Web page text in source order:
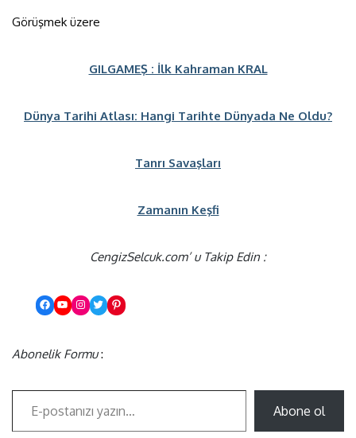
Görüşmek üzere
GILGAMEŞ : İlk Kahraman KRAL
Dünya Tarihi Atlası: Hangi Tarihte Dünyada Ne Oldu?
Tanrı Savaşları
Zamanın Keşfi
CengizSelcuk.com’ u Takip Edin :
Abonelik Formu:
Abone ol